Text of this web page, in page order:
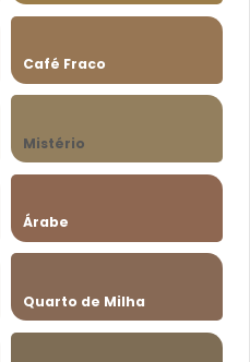
Café Fraco
Mistério
Árabe
Quarto de Milha